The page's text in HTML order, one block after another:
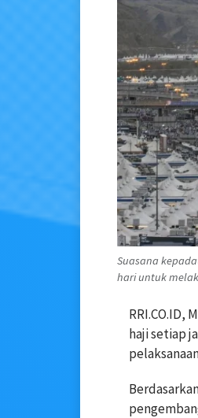
Suasana
hari untuk
RRI.CO.ID,
haji setiap